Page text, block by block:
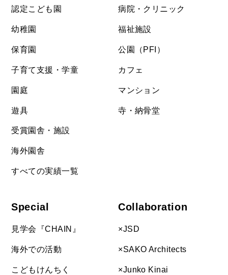
認定こども園
幼稚園
保育園
子育て支援・学童
園庭
遊具
受賞園舎・施設
海外園舎
すべての実績一覧
病院・クリニック
福祉施設
公園（PFI）
カフェ
マンション
寺・納骨堂
Special
見学会『CHAIN』
海外での活動
こどもけんちく
Collaboration
×JSD
×SAKO Architects
×Junko Kinai